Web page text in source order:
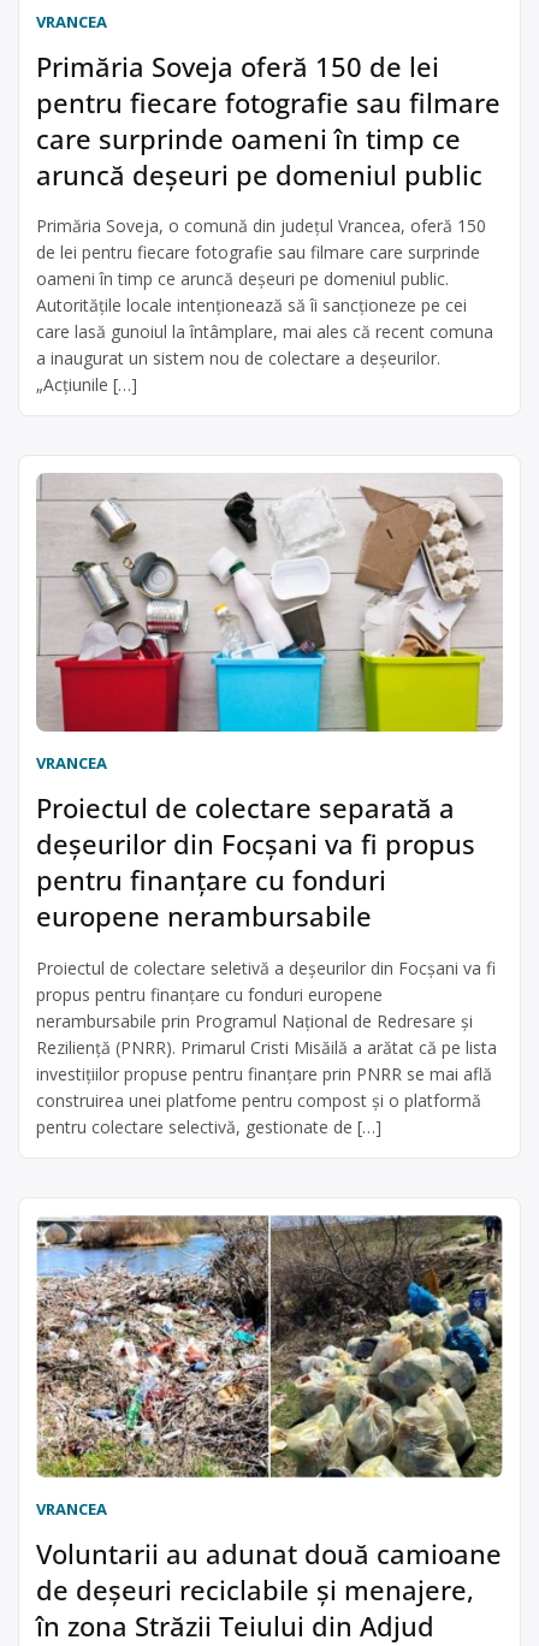
VRANCEA
Primăria Soveja oferă 150 de lei
pentru fiecare fotografie sau filmare
care surprinde oameni în timp ce
aruncă deșeuri pe domeniul public
Primăria Soveja, o comună din județul Vrancea, oferă 150
de lei pentru fiecare fotografie sau filmare care surprinde
oameni în timp ce aruncă deșeuri pe domeniul public.
Autoritățile locale intenționează să îi sancționeze pe cei
care lasă gunoiul la întâmplare, mai ales că recent comuna
a inaugurat un sistem nou de colectare a deșeurilor.
„Acțiunile […]
VRANCEA
Proiectul de colectare separată a
deșeurilor din Focșani va fi propus
pentru finanțare cu fonduri
europene nerambursabile
Proiectul de colectare seletivă a deșeurilor din Focșani va fi
propus pentru finanțare cu fonduri europene
nerambursabile prin Programul Național de Redresare și
Reziliență (PNRR). Primarul Cristi Misăilă a arătat că pe lista
investițiilor propuse pentru finanțare prin PNRR se mai află
construirea unei platfome pentru compost și o platformă
pentru colectare selectivă, gestionate de […]
VRANCEA
Voluntarii au adunat două camioane
de deșeuri reciclabile și menajere,
în zona Străzii Teiului din Adjud